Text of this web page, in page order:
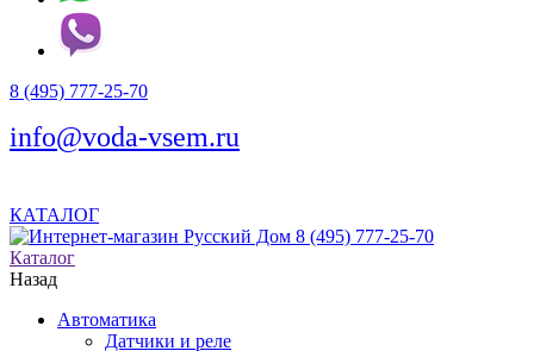
8 (495) 777-25-70
info@voda-vsem.ru
КАТАЛОГ
8 (495) 777-25-70
Каталог
Назад
Автоматика
Датчики и реле